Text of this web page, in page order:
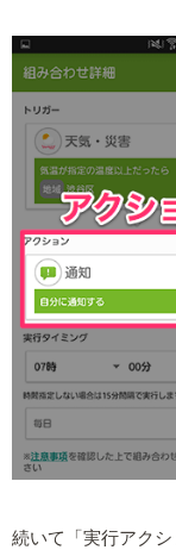
続いて「実行アク